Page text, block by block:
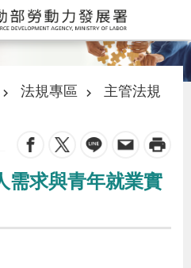
法規專區
主管法規
需求與青年就業實